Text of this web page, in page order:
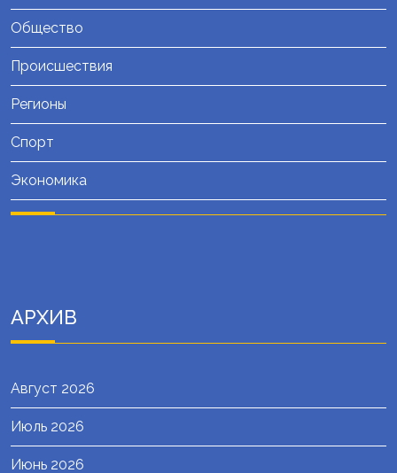
Общество
Происшествия
Регионы
Спорт
Экономика
АРХИВ
Август 2026
Июль 2026
Июнь 2026